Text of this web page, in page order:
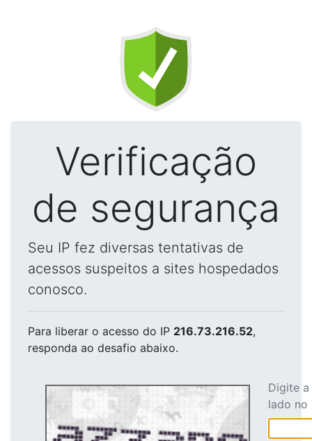
Verificação
de segurança
Seu IP fez diversas tentativas de
acessos suspeitos a sites hospedados
conosco.
Para liberar o acesso do IP 216.73.216.52,
responda ao desafio abaixo.
Digite
lado no